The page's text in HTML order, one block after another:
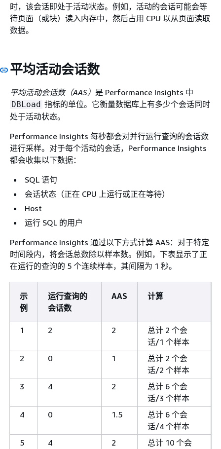
时，该会话即处于活动状态。例如，活动的会话可能会等
待页面（或块）读入内存中，然后占用 CPU 以从页面读取
数据。
平均活动会话数
平均活动会话数（AAS） 是 Performance Insights 中
DBLoad 指标的单位。它衡量数据库上有多少个会话同时
处于活动状态。
Performance Insights 每秒都会对并行运行查询的会话数
进行采样。对于每个活动的会话，Performance Insights
都会收集以下数据：
SQL 语句
会话状态（正在 CPU 上运行或正在等待）
Host
运行 SQL 的用户
Performance Insights 通过以下方式计算 AAS：对于特定
时间段内，将会话总数除以样本数。例如，下表显示了正
在运行的查询的 5 个连续样本，其间隔为 1 秒。
示
例
运行查询的
会话数
AAS 计算
1 2 2
总计 2 个会
话/1 个样本
2
0 1
总计 2 个会
话/2 个样本
3
4 2
总计 6 个会
话/3 个样本
4
0 1.5
总计 6 个会
话/4 个样本
5
4 2
总计 10 个会